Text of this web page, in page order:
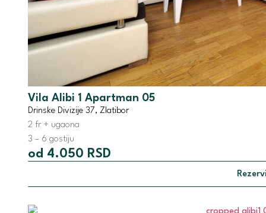
Vila Alibi 1 Apartman 05
Drinske Divizije 37, Zlatibor
2 fr + ugaona
3 – 6 gostiju
od 4.050 RSD